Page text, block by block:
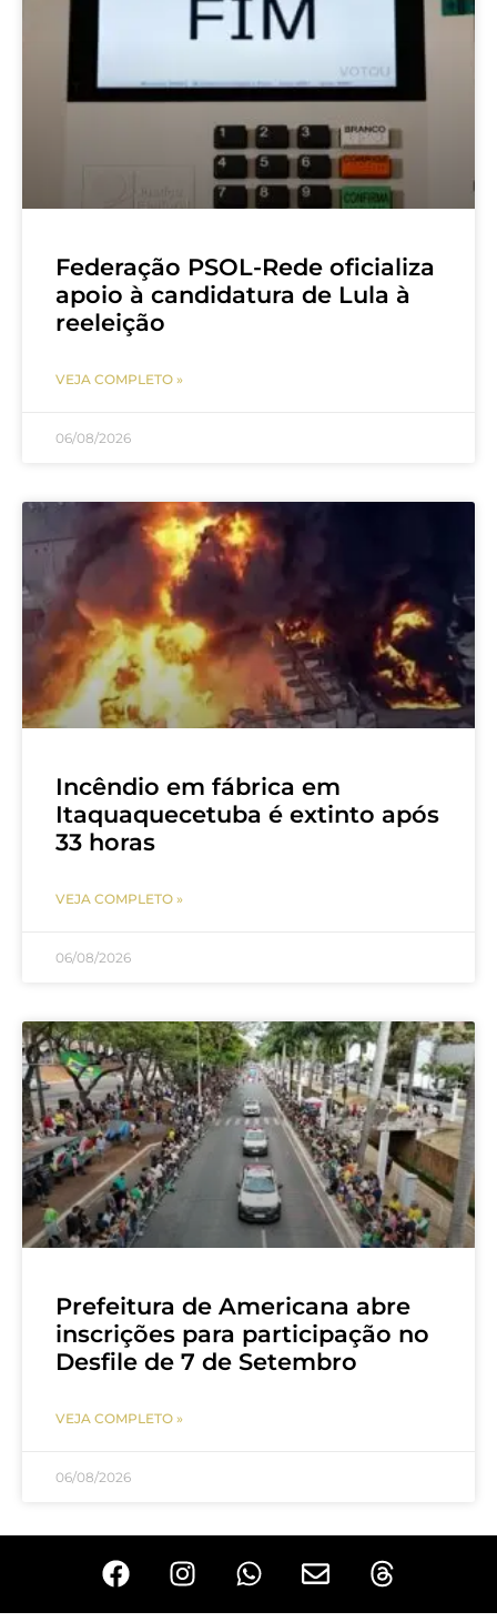
Federação PSOL-Rede oficializa
apoio à candidatura de Lula à
reeleição
VEJA COMPLETO »
06/08/2026
Incêndio em fábrica em
Itaquaquecetuba é extinto após
33 horas
VEJA COMPLETO »
06/08/2026
Prefeitura de Americana abre
inscrições para participação no
Desfile de 7 de Setembro
VEJA COMPLETO »
06/08/2026